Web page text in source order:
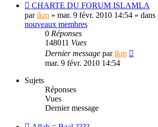
CHARTE DU FORUM ISLAMLA
parlkm » mar. 9 févr. 2010 14:54 » dans
nouveaux membres
0 Réponses
148011 Vues
Dernier message parlkm
mar. 9 févr. 2010 14:54
Sujets
Réponses
Vues
Dernier message